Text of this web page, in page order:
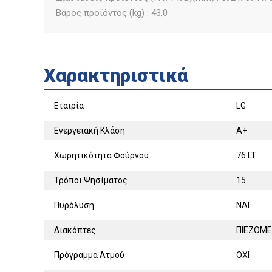
Βάρος προϊόντος (kg) : 43,0
Χαρακτηριστικά
Εταιρία LG
Ενεργειακή Κλάση A+
Χωρητικότητα Φούρνου 76 LT
Τρόποι Ψησίματος 15
Πυρόλυση ΝΑΙ
Διακόπτες
Πρόγραμμα Ατμού ΟΧΙ